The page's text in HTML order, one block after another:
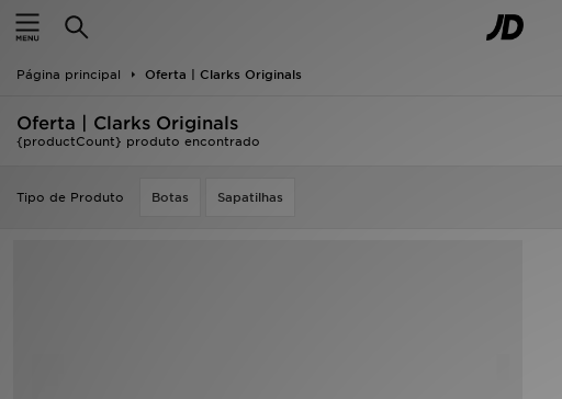
Página principal Oferta | Clarks Originals
Oferta | Clarks Originals
{productCount} produto encontrado
Tipo de Produto Botas Sapatilhas
INÍCIO
Promoções
NOVIDADES